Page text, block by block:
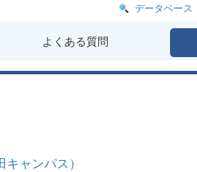
データベース
よくある質問
ャンパス）